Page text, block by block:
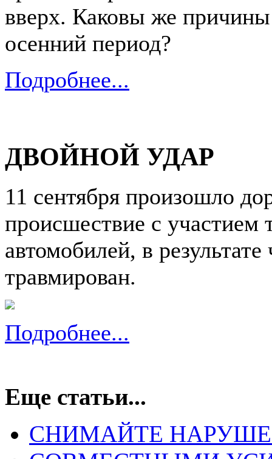
вверх. Каковы же
осенний период?
Подробнее...
ДВОЙНОЙ УДАР
11 сентября произошло
происшествие с участием
автомобилей, в
травмирован.
Подробнее...
Еще статьи...
СНИМАЙТЕ